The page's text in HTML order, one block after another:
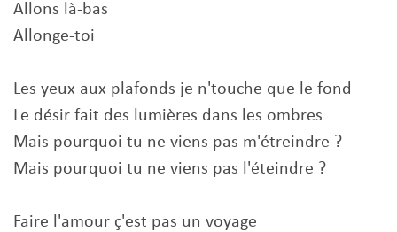
Allons là-bas
Allonge-toi
Les yeux aux plafonds je n'touche que le fond
Le désir fait des lumières dans les ombres
Mais pourquoi tu ne viens pas m'étreindre ?
Mais pourquoi tu ne viens pas l'éteindre ?
Faire l'amour ç'est pas un voyage